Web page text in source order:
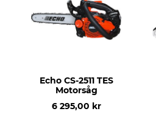
Echo CS-2511 TES
Motorsåg
6 295,00 kr